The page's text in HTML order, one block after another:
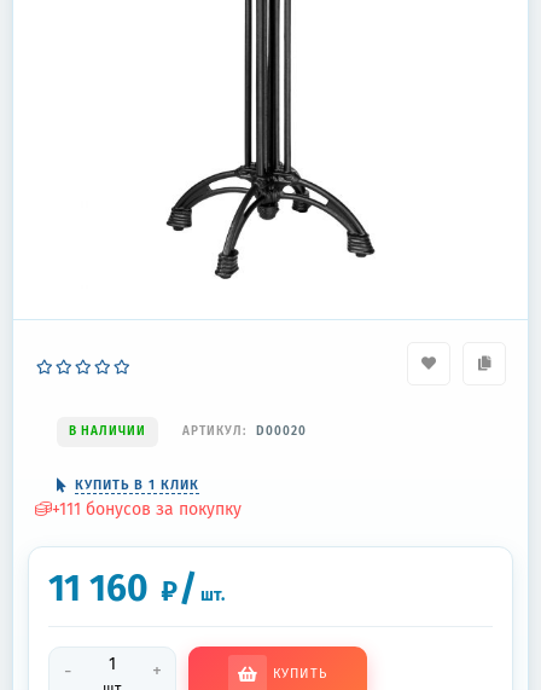
В НАЛИЧИИ АРТИКУЛ: D00020
КУПИТЬ В 1 КЛИК
+111 бонусов за покупку
11 160 ₽/ шт.
- + КУПИТЬ